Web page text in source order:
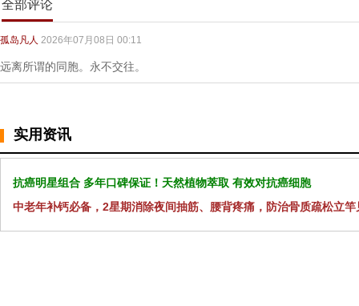
全部评论
孤岛凡人 2026年07月08日 00:11
远离所谓的同胞。永不交往。
实用资讯
抗癌明星组合 多年口碑保证！天然植物萃取 有效对抗癌细胞
中老年补钙必备，2星期消除夜间抽筋、腰背疼痛，防治骨质疏松立竿